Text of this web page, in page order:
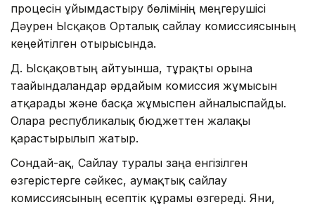
процесін ұйымдастыру бөлімінің меңгерушісі
Дәурен Ысқақов Орталық сайлау комиссиясының
кеңейтілген отырысында.
Д. Ысқақовтың айтуынша, тұрақты орынға
тағайындалғандар әрдайым комиссия жұмысын
атқарады және басқа жұмыспен айналыспайды.
Оларға республикалық бюджеттен жалақы
қарастырылып жатыр.
Сондай-ақ, Сайлау туралы заңға енгізілген
өзгерістерге сәйкес, аумақтық сайлау
комиссиясының есептік құрамы өзгереді. Яғни,